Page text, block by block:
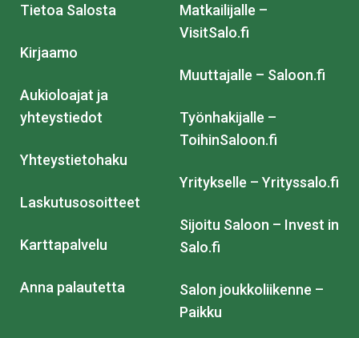
Tietoa Salosta
Kirjaamo
Aukioloajat ja
yhteystiedot
Yhteystietohaku
Laskutusosoitteet
Karttapalvelu
Anna palautetta
Matkailijalle –
VisitSalo.fi
Muuttajalle – Saloon.fi
Työnhakijalle –
ToihinSaloon.fi
Yritykselle – Yrityssalo.fi
Sijoitu Saloon – Invest in
Salo.fi
Salon joukkoliikenne –
Paikku